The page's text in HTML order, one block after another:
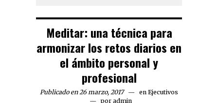
Meditar: una técnica para
armonizar los retos diarios en
el ámbito personal y
profesional
Publicado en 26 marzo, 2017 en Ejecutivos
por admin